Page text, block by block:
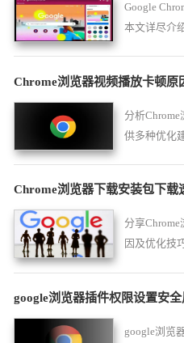
Google
本文详尽介
Chrome浏览器视频播放卡顿原
分析
供多种优化
Chrome浏览器下载安装包下载
分享
因及优化技
google浏览器插件权限设置安
google浏览